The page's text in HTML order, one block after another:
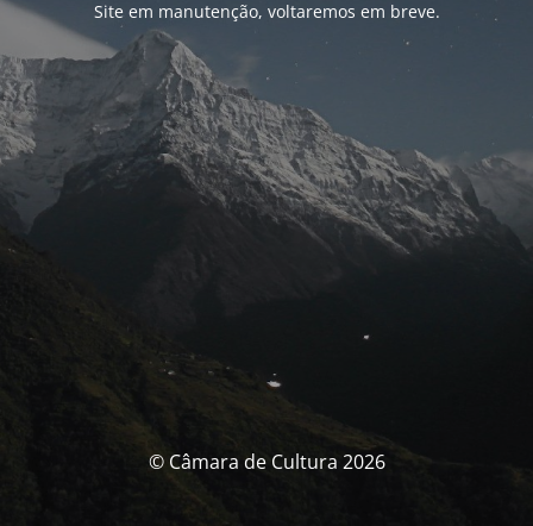
Site em manutenção, voltaremos em breve.
© Câmara de Cultura 2026